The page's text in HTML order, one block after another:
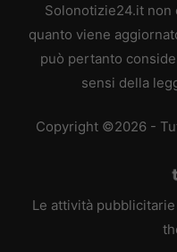
Solonotizie24.it non
quanto viene
può pertanto
sensi della
Copyright ©2026 -
Le attività